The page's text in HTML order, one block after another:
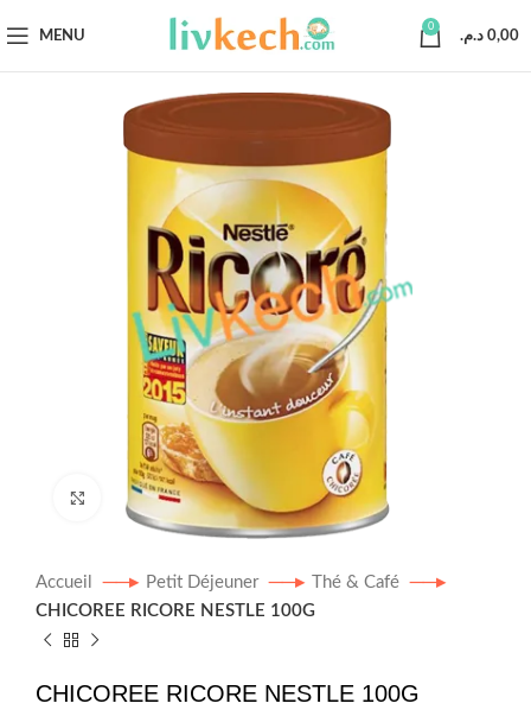
MENU
0
0,00 د.م.
Click to enlarge
Accueil Petit Déjeuner
Thé & Café
CHICOREE RICORE NESTLE 100G
CHICOREE RICORE NESTLE 100G